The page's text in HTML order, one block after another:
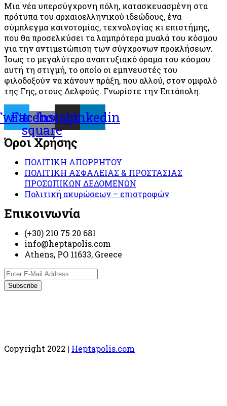
Μια νέα υπερσύγχρονη πόλη, κατασκευασμένη στα
πρότυπα του αρχαιοελληνικού ιδεώδους, ένα
σύμπλεγμα καινοτομίας, τεχνολογίας κι επιστήμης,
που θα προσελκύσει τα λαμπρότερα μυαλά του κόσμου
για την αντιμετώπιση των σύγχρονων προκλήσεων.
Ίσως το μεγαλύτερο αναπτυξιακό όραμα του κόσμου
αυτή τη στιγμή, το οποίο οι εμπνευστές του
φιλοδοξούν να κάνουν πράξη, που αλλού, στον ομφαλό
της Γης, στους Δελφούς. Γνωρίστε την Επτάπολη.
Facebook-
square
Instagram
Linkedin
Όροι Χρήσης
ΠΟΛΙΤΙΚΗ ΑΠΟΡΡΗΤΟΥ
ΠΟΛΙΤΙΚΗ ΑΣΦΑΛΕΙΑΣ & ΠΡΟΣΤΑΣΙΑΣ
ΠΡΟΣΩΠΙΚΩΝ ΔΕΔΟΜΕΝΩΝ
Πολιτική ακυρώσεων – επιστροφών
Επικοινωνία
(+30) 210 75 20 681
info@heptapolis.com
Athens, PO 11633, Greece
Copyright 2022 | Heptapolis.com